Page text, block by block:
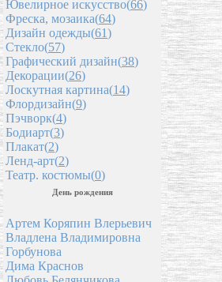
Ювелирное искусство(66)
Фреска, мозаика(64)
Дизайн одежды(61)
Стекло(57)
Графический дизайн(38)
Декорации(26)
Лоскутная картина(14)
Флордизайн(9)
Пэчворк(4)
Бодиарт(3)
Плакат(2)
Ленд-арт(2)
Театр. костюмы(0)
День рождения
Артем Коряпин Влерьевич
Владлена Владимировна
Горбунова
Дима Краснов